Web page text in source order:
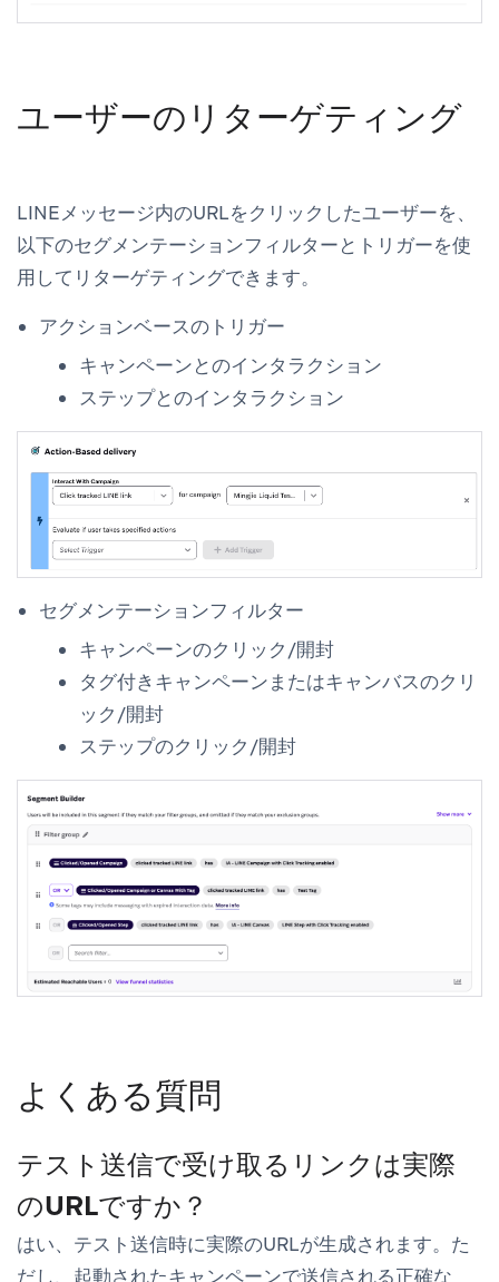
ユーザーのリターゲティング
LINEメッセージ内のURLをクリックしたユーザーを、
以下のセグメンテーションフィルターとトリガーを使
用してリターゲティングできます。
アクションベースのトリガー
キャンペーンとのインタラクション
ステップとのインタラクション
セグメンテーションフィルター
キャンペーンのクリック/開封
タグ付きキャンペーンまたはキャンバスのクリ
ック/開封
ステップのクリック/開封
よくある質問
テスト送信で受け取るリンクは実際
のURLですか？
はい、テスト送信時に実際のURLが生成されます。た
だし、起動されたキャンペーンで送信される正確な